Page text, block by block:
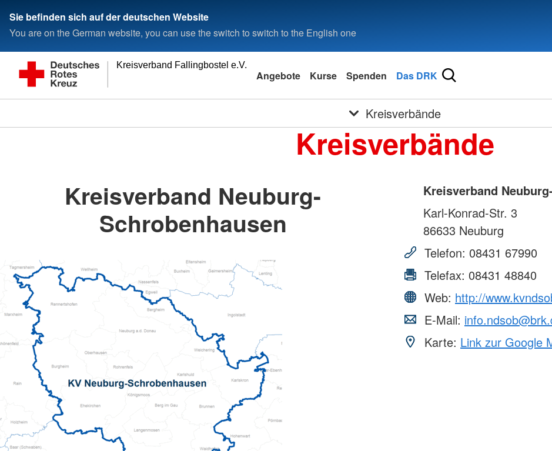
Sie befinden sich auf der deutschen Website
You are on the German website, you can use the switch to switch to the English one
Kreisverband Fallingbostel e.V.
Angebote Kurse Spenden Das DRK
Kreisverbände
Kreisverbände
Kreisverband Neuburg-
Schrobenhausen
Kreisverband
Karl-Konrad-Str. 3
86633 Neuburg
Telefon: 08431 67990
Telefax: 08431 48840
Web: http://
E-Mail:
Karte: Link zur Google